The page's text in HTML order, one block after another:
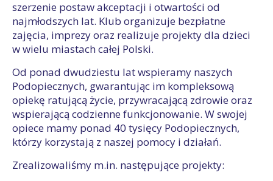
szerzenie postaw akceptacji i otwartości od
najmłodszych lat. Klub organizuje bezpłatne
zajęcia, imprezy oraz realizuje projekty dla dzieci
w wielu miastach całej Polski.
Od ponad dwudziestu lat wspieramy naszych
Podopiecznych, gwarantując im kompleksową
opiekę ratującą życie, przywracającą zdrowie oraz
wspierającą codzienne funkcjonowanie. W swojej
opiece mamy ponad 40 tysięcy Podopiecznych,
którzy korzystają z naszej pomocy i działań.
Zrealizowaliśmy m.in. następujące projekty: